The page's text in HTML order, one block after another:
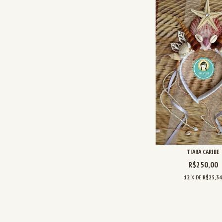
TIARA CARIBE
R$250,00
12 X DER$25,34